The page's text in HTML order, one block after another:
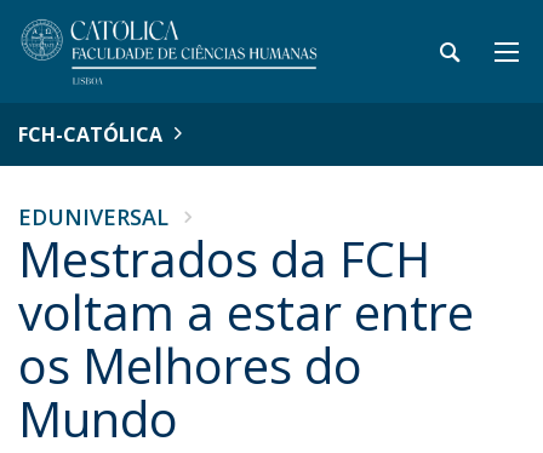
FCH-CATÓLICA
EDUNIVERSAL
Mestrados da FCH
voltam a estar entre
os Melhores do
Mundo